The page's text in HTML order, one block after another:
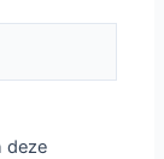
deze